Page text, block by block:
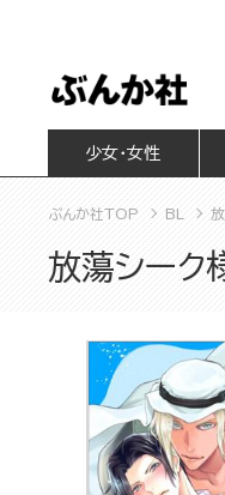
少女・女性
ぶんか社TOP BL
放蕩シーク